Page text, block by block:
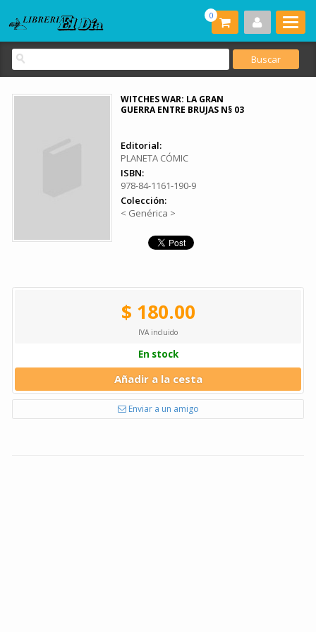
0
WITCHES WAR: LA GRAN
GUERRA ENTRE BRUJAS N§ 03
Editorial:
PLANETA CÓMIC
ISBN:
978-84-1161-190-9
Colección:
< Genérica >
$ 180.00
IVA incluido
En stock
Añadir a la cesta
Enviar a un amigo